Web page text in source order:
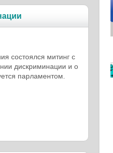
состоялся митинг с
дискриминации и о
парламентом.